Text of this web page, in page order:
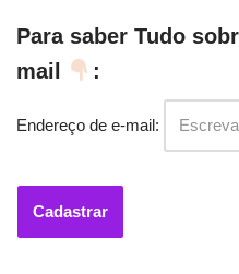
Para saber Tudo
mail
:
Endereço de e-mail: